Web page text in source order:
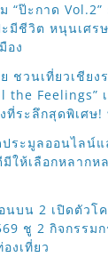
“ป๊ะกาด
ชีวิต หนุนเศรษ
อง
ชวนเที่ยวเชีย
the Feelings”
ที่ระลึกสุดพิเศษ!
ระมูลออนไลน์
ให้เลือกหลากห
นบน 2 เปิดตัวโ
ชู 2 กิจกรรม
งเที่ยว